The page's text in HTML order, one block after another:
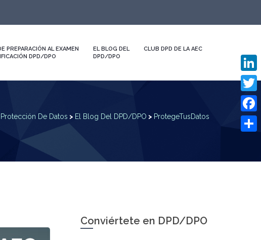
PREPARACIÓN AL EXAMEN
DPD/DPO
EL BLOG DEL
DPD/DPO
CLUB DPD DE LA AEC
De Datos > El Blog Del DPD/DPO > ProtegeTusDatos
Conviértete en DPD/DPO